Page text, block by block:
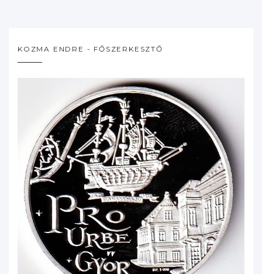
KOZMA ENDRE - FŐSZERKESZTŐ